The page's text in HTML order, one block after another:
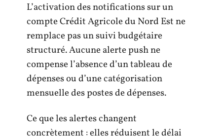
L’activation des notifications sur un
compte Crédit Agricole du Nord Est ne
remplace pas un suivi budgétaire
structuré. Aucune alerte push ne
compense l’absence d’un tableau de
dépenses ou d’une catégorisation
mensuelle des postes de dépenses.
Ce que les alertes changent
concrètement : elles réduisent le délai